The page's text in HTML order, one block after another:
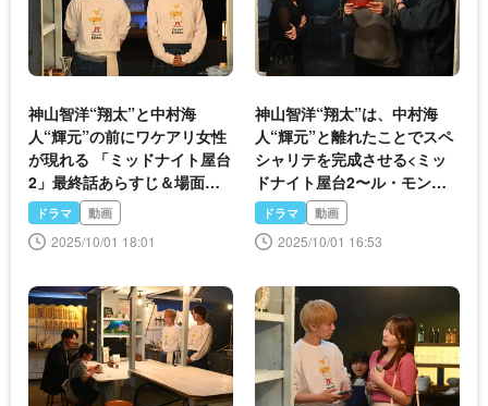
神山智洋“翔太”と中村海
人“輝元”の前にワケアリ女性
が現れる 「ミッドナイト屋台
2」最終話あらすじ＆場面写
真公開
ドラマ 動画
2025/10/01 18:01
神山智洋“翔太”は、中村海
人“輝元”と離れたことでスペ
シャリテを完成させる<ミッ
ドナイト屋台2〜ル・モンド
ゥ〜>
ドラマ 動画
2025/10/01 16:53